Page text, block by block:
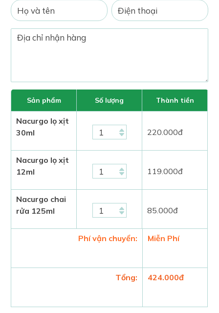
Sản phẩm
Nacurgo lọ xịt
30ml
Nacurgo lọ xịt
12ml
Nacurgo chai
rửa 125ml
Số lượng Thành tiền
220.000đ
119.000đ
85.000đ
Phí vận chuyển: Miễn Phí
Tổng: 424.000đ